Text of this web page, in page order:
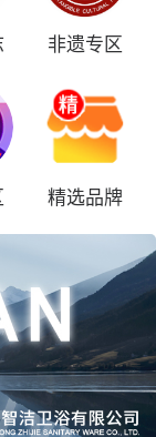
非遗专区
精选品牌